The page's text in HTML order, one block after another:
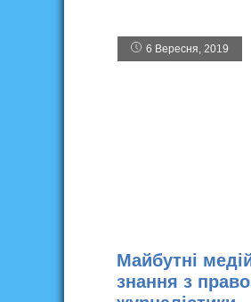
6 Вересня, 2019
Майбутні
знання з